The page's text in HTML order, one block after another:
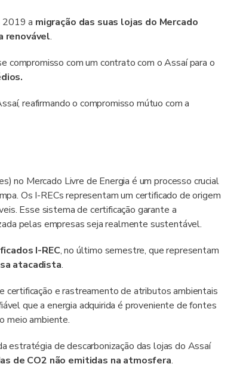
2019 a migração das suas lojas do Mercado
renovável.
compromisso com um contrato com o Assaí para o
reafirmando o compromisso mútuo com a
no Mercado Livre de Energia é um processo crucial
Os I-RECs representam um certificado de origem
Esse sistema de certificação garante a
pelas empresas seja realmente sustentável.
I-REC, no último semestre, que representam
atacadista.
e rastreamento de atributos ambientais
que a energia adquirida é proveniente de fontes
meio ambiente.
estratégia de descarbonização das lojas do Assaí
de CO2 não emitidas na atmosfera.